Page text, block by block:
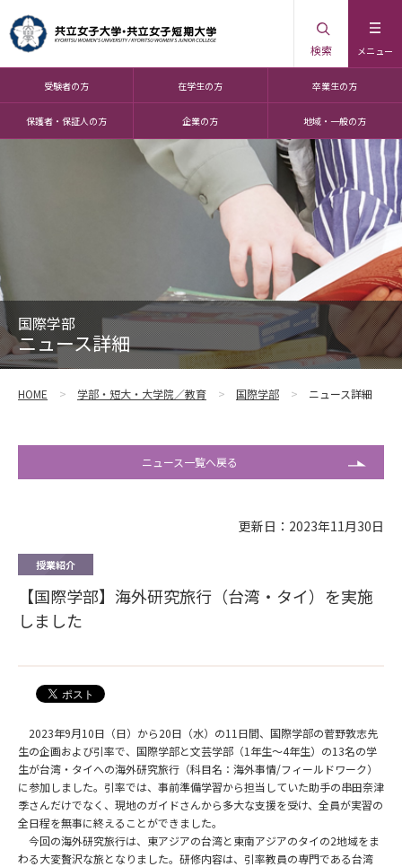
メニュー
検索
受験者の方 在学生の方 卒業生の方
保護者・保証人の方 企業の方 地域・一般の方
国際学部
ニュース詳細
HOME 学部・短大・大学院／教育 国際学部 ニュース詳細
ニュース一覧へ戻る
更新日：2023年11月30日
授業紹介
【国際学部】海外研究旅行（台湾・タイ）を実施
しました
2023年9月10日（日）から20日（水）の11日間、国際学部の菅野敦志先
生の企画および引率で、国際学部と文芸学部（1年生～4年生）の13名の学
生が台湾・タイへの海外研究旅行（科目名：海外事情/フィールドワーク）
に参加しました。引率では、事前準備学習から担当していた助手の串田奈津
季さんだけでなく、現地のガイドさんから多大な支援を受け、全員が実習の
全日程を無事に終えることができました。
今回の海外研究旅行は、東アジアの台湾と東南アジアのタイの2地域をま
わる大変贅沢な旅となりました。研修内容は、引率教員の専門である台湾